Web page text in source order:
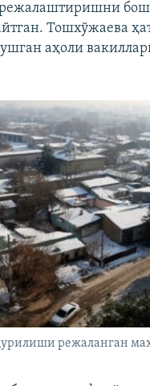
Тошхўжаева
аҳоли
режаланган